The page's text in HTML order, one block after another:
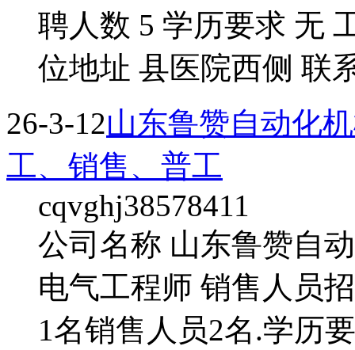
聘人数 5 学历要求 无
位地址 县医院西侧 联
26-3-12山东鲁赞自动化
工、销售、普工
cqvghj38578411
公司名称 山东鲁赞自
电气工程师 销售人员
1名销售人员2名.学历